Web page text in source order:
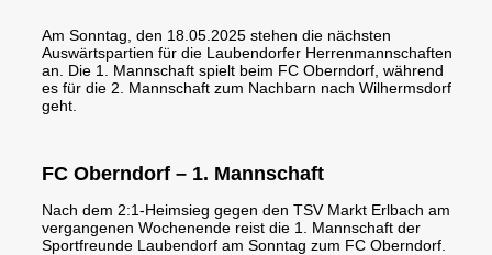
Am Sonntag, den 18.05.2025 stehen die nächsten
Auswärtspartien für die Laubendorfer Herrenmannschaften
an. Die 1. Mannschaft spielt beim FC Oberndorf, während
es für die 2. Mannschaft zum Nachbarn nach Wilhermsdorf
geht.
FC Oberndorf – 1. Mannschaft
Nach dem 2:1-Heimsieg gegen den TSV Markt Erlbach am
vergangenen Wochenende reist die 1. Mannschaft der
Sportfreunde Laubendorf am Sonntag zum FC Oberndorf.